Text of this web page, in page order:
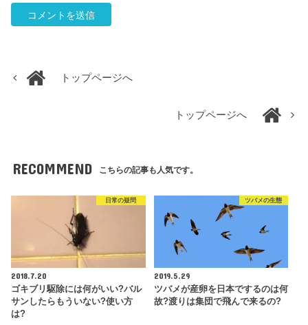
トップページへ
トップページへ
RECOMMEND こちらの記事も人気です。
日常の疑問
2018.7.20
ゴキブリ駆除には何がいい?バル
サンしたらもういない?使い方
は?
ツバメの生態
2019.5.29
ツバメが産卵を日本でするのは何
故?渡りは集団で飛んで来るの?